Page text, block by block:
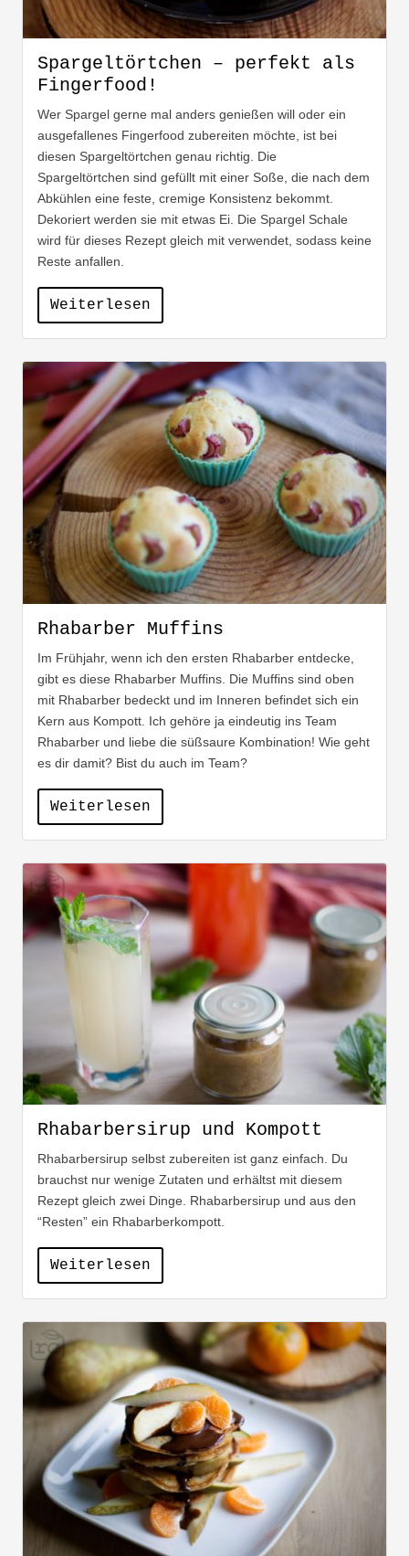
Spargeltörtchen – perfekt als
Fingerfood!
Wer Spargel gerne mal anders genießen will oder ein
ausgefallenes Fingerfood zubereiten möchte, ist bei
diesen Spargeltörtchen genau richtig. Die
Spargeltörtchen sind gefüllt mit einer Soße, die nach dem
Abkühlen eine feste, cremige Konsistenz bekommt.
Dekoriert werden sie mit etwas Ei. Die Spargel Schale
wird für dieses Rezept gleich mit verwendet, sodass keine
Reste anfallen.
Weiterlesen
Rhabarber Muffins
Im Frühjahr, wenn ich den ersten Rhabarber entdecke,
gibt es diese Rhabarber Muffins. Die Muffins sind oben
mit Rhabarber bedeckt und im Inneren befindet sich ein
Kern aus Kompott. Ich gehöre ja eindeutig ins Team
Rhabarber und liebe die süßsaure Kombination! Wie geht
es dir damit? Bist du auch im Team?
Weiterlesen
Rhabarbersirup und Kompott
Rhabarbersirup selbst zubereiten ist ganz einfach. Du
brauchst nur wenige Zutaten und erhältst mit diesem
Rezept gleich zwei Dinge. Rhabarbersirup und aus den
“Resten” ein Rhabarberkompott.
Weiterlesen